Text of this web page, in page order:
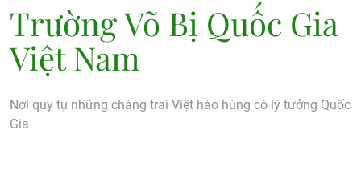
Trường Võ Bị Quốc Gia
Việt Nam
Nơi quy tụ những chàng trai Việt hào hùng có lý tưởng Quốc
Gia